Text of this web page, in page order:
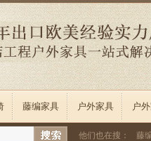
藤编家具 户外家具 户
他们也在搜： 藤